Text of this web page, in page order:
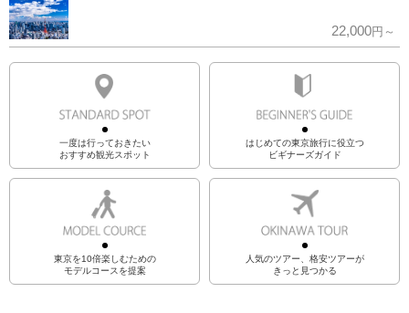
22,000円～
一度は行っておきたい
おすすめ観光スポット
はじめての東京旅行に役立つ
ビギナーズガイド
東京を10倍楽しむための
モデルコースを提案
人気のツアー、格安ツアーが
きっと見つかる